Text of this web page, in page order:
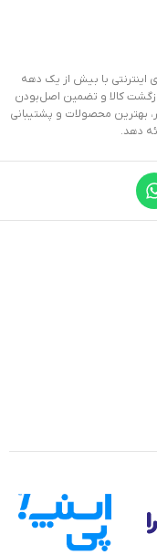
انگشتر را پیدا کنید.
اینترنتی با بیش از یک دهه
اصل کلیدی، ۷ روز ضمانت بازگشت کالا و تضمین اصل‌بودن
بهترین محصولات و پشتیبانی
دهد.